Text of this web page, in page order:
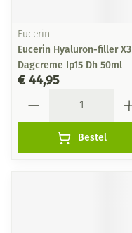
Eucerin
Eucerin Hyaluron-filler X3
Dagcreme Ip15 Dh 50ml
€ 44,95
Bestel